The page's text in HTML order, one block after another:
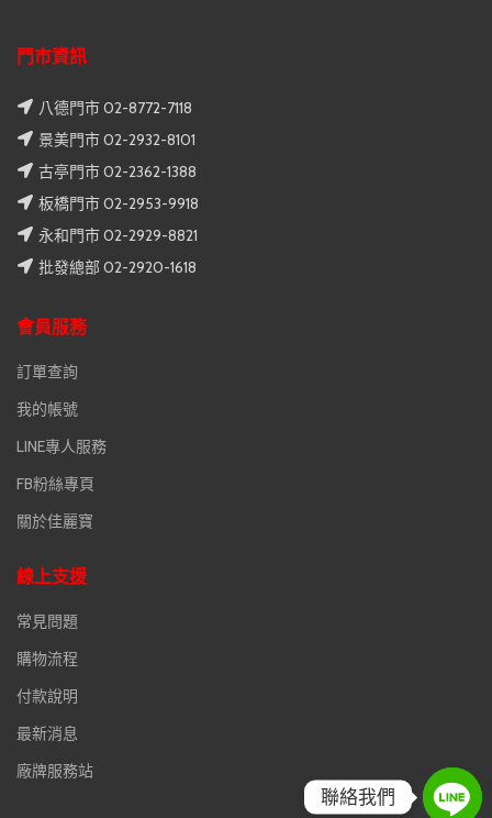
門市資訊
八德門市 02-8772-7118
景美門市 02-2932-8101
古亭門市 02-2362-1388
板橋門市 02-2953-9918
永和門市 02-2929-8821
批發總部 02-2920-1618
會員服務
訂單查詢
我的帳號
LINE專人服務
FB粉絲專頁
關於佳麗寶
線上支援
常見問題
購物流程
付款說明
最新消息
廠牌服務站
聯絡我們